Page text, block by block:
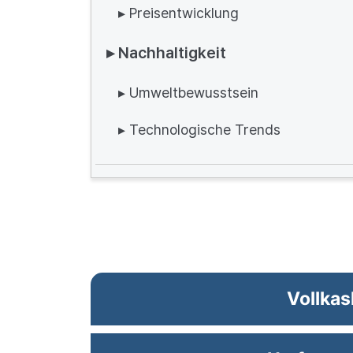
▸ Preisentwicklung
▸ Nachhaltigkeit
▸ Umweltbewusstsein
▸ Technologische Trends